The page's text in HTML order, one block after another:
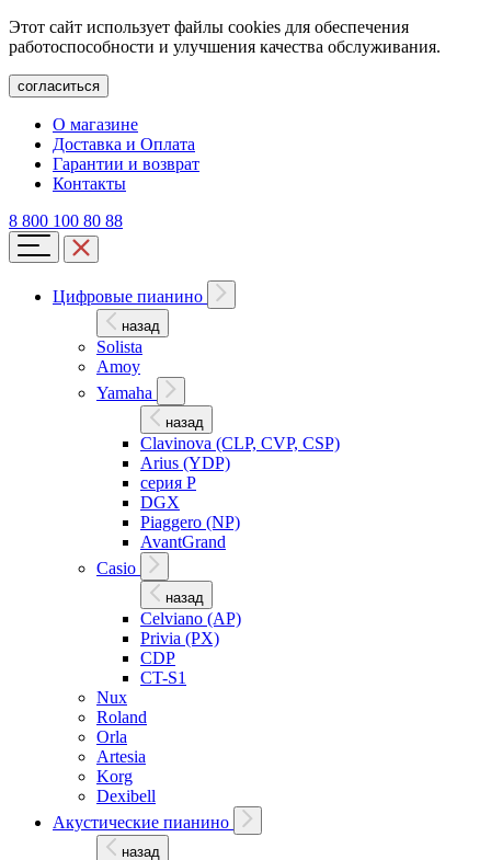
Этот сайт использует файлы cookies для обеспечения
работоспособности и улучшения качества обслуживания.
согласиться
О магазине
Доставка и Оплата
Гарантии и возврат
Контакты
8 800 100 80 88
Цифровые пианино
назад
Solista
Amoy
Yamaha
назад
Clavinova (CLP, CVP, CSP)
Arius (YDP)
серия P
DGX
Piaggero (NP)
AvantGrand
Casio
назад
Celviano (AP)
Privia (PX)
CDP
CT-S1
Nux
Roland
Orla
Artesia
Korg
Dexibell
Акустические пианино
назад